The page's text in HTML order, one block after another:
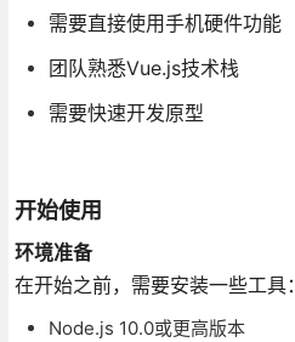
需要直接使用手机硬件功能
团队熟悉Vue.js技术栈
需要快速开发原型
开始使用
环境准备
在开始之前，需要安装一些工具：
Node.js 10.0或更高版本